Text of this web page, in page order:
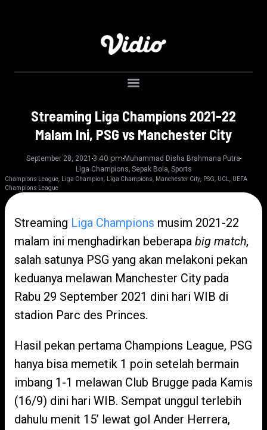
Streaming Liga Champions 2021-22
Malam Ini, PSG vs Manchester City
September 28, 2021 3:40 pmMuhammad Disha Brahmana Putra
Liga Champions, Sepak Bola, Sports
Champions League, Liga Champion, Liga Champions, Manchester City, PSG, UCL , UEFA
Champions League
Streaming Liga Champions musim 2021-22
malam ini menghadirkan beberapa big match,
salah satunya PSG yang akan melakoni pekan
keduanya melawan Manchester City pada
Rabu 29 September 2021 dini hari WIB di
stadion Parc des Princes.
Hasil pekan pertama Champions League, PSG
hanya bisa memetik 1 poin setelah bermain
imbang 1-1 melawan Club Brugge pada Kamis
(16/9) dini hari WIB. Sempat unggul terlebih
dahulu menit 15’ lewat gol Ander Herrera,